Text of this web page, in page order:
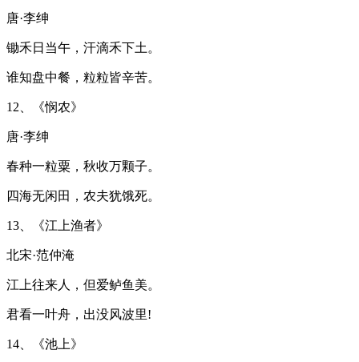
唐·李绅
锄禾日当午，汗滴禾下土。
谁知盘中餐，粒粒皆辛苦。
12、《悯农》
唐·李绅
春种一粒粟，秋收万颗子。
四海无闲田，农夫犹饿死。
13、《江上渔者》
北宋·范仲淹
江上往来人，但爱鲈鱼美。
君看一叶舟，出没风波里!
14、《池上》